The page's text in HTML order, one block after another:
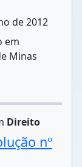
de 2012
em
Minas
Direito
nº